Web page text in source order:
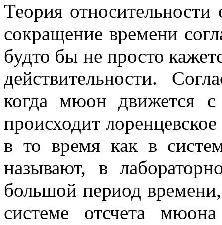
Теория относительности
сокращение времени
будто бы не просто
действительности.
когда мюон движется с
происходит
в то время как в
называют, в
большой период
системе отсчета